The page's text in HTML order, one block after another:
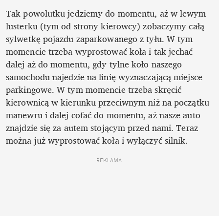
Tak powolutku jedziemy do momentu, aż w lewym
lusterku (tym od strony kierowcy) zobaczymy całą
sylwetkę pojazdu zaparkowanego z tyłu. W tym
momencie trzeba wyprostować koła i tak jechać
dalej aż do momentu, gdy tylne koło naszego
samochodu najedzie na linię wyznaczającą miejsce
parkingowe. W tym momencie trzeba skręcić
kierownicą w kierunku przeciwnym niż na początku
manewru i dalej cofać do momentu, aż nasze auto
znajdzie się za autem stojącym przed nami. Teraz
można już wyprostować koła i wyłączyć silnik.
REKLAMA